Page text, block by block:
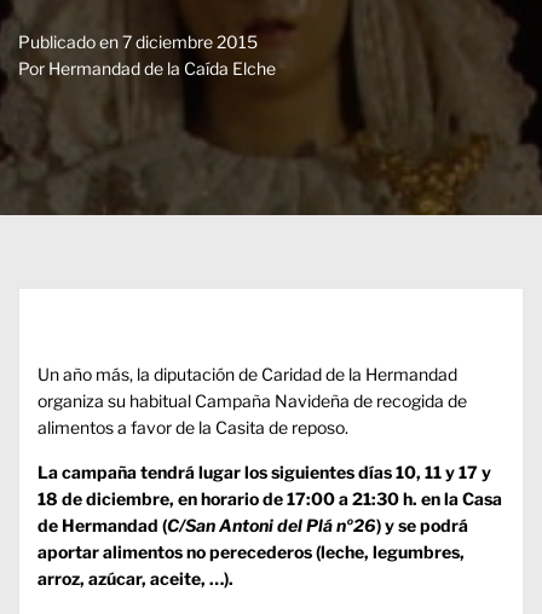
Publicado en7 diciembre 2015
Por Hermandad de la Caída Elche
Un año más, la diputación de Caridad de la Hermandad
organiza su habitual Campaña Navideña de recogida de
alimentos a favor de la Casita de reposo.
La campaña tendrá lugar los siguientes días 10, 11 y 17 y
18 de diciembre, en horario de 17:00 a 21:30 h. en la Casa
de Hermandad (C/San Antoni del Plá nº26) y se podrá
aportar alimentos no perecederos (leche, legumbres,
arroz, azúcar, aceite, …).